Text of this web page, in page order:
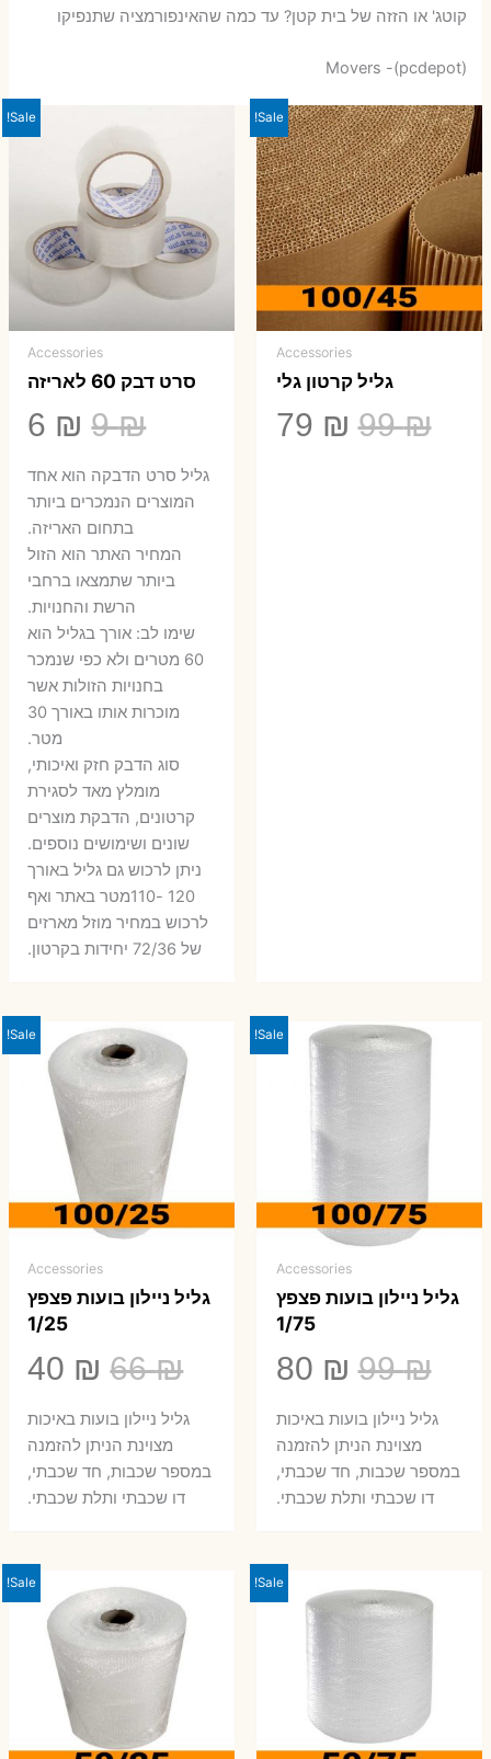
קוטג' או הזזה של בית קטן? עד כמה שהאינפורמציה שתנפיקו
Movers -(pcdepot)
Sale!
Accessories
גליל קרטון גלי
99₪
המחיר
79 ₪
הנוכחי
Sale!
Accessories
סרט דבק 60 לאריזה
9₪
היה:
9 ₪.
6 ₪
6 ₪.
גליל סרט הדבקה הוא אחד
המוצרים הנמכרים ביותר
בתחום האריזה.
המחיר האתר הוא הזול
ביותר שתמצאו ברחבי
הרשת והחנויות.
שימו לב: אורך בגליל הוא
60 מטרים ולא כפי שנמכר
בחנויות הזולות אשר
מוכרות אותו באורך 30
מטר.
סוג הדבק חזק ואיכותי,
מומלץ מאד לסגירת
קרטונים, הדבקת מוצרים
שונים ושימושים נוספים.
ניתן לרכוש גם גליל באורך
120 -110מטר באתר ואף
לרכוש במחיר מוזל מארזים
של 72/36 יחידות בקרטון.
Sale!
Accessories
גליל ניילון בועות פצפץ
1/75
99₪
המחיר
המקורי
היה:
99 ₪.
80 ₪
הנוכחיגליל ניילון בועות באיכות
מצוינת הניתן להזמנה
במספר שכבות, חד שכבתי,
דו שכבתי ותלת שכבתי.
Sale!
Accessories
גליל ניילון בועות פצפץ
1/25
66₪
המחיר
המקורי
היה:
66 ₪.
40 ₪
₪.
גליל ניילון בועות באיכות
מצוינת הניתן להזמנה
במספר שכבות, חד שכבתי,
דו שכבתי ותלת שכבתי.
Sale!
Sale!